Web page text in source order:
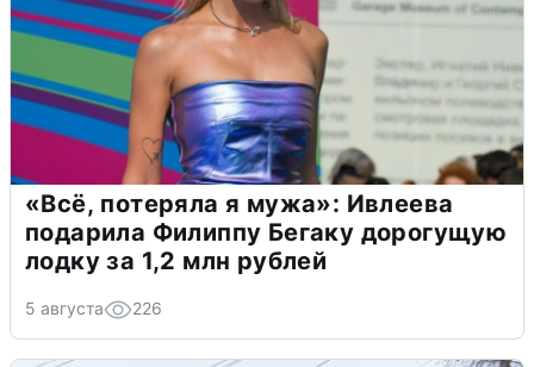
«Всё, потеряла я мужа»: Ивлеева
подарила Филиппу Бегаку дорогущую
лодку за 1,2 млн рублей
5 августа 226